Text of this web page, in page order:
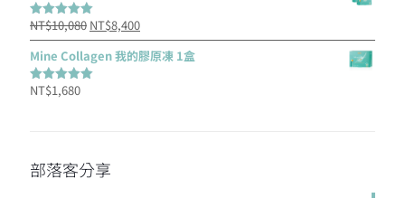
評分5.00
NT$10,080 原
始
價
NT$8,400目
前
Mine Collagen 我的膠原凍 1盒
評分 5.00
NT$1,680
部落客分享